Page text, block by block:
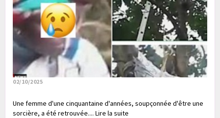
02/10/2025
Une femme d'une cinquantaine d'années, soupçonnée d'être une
sorcière, a été retrouvée.... Lire la suite